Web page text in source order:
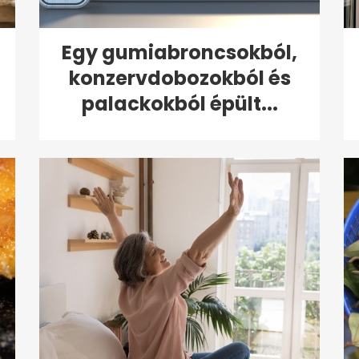
Egy gumiabroncsokból,
konzervdobozokból és
palackokból épült...